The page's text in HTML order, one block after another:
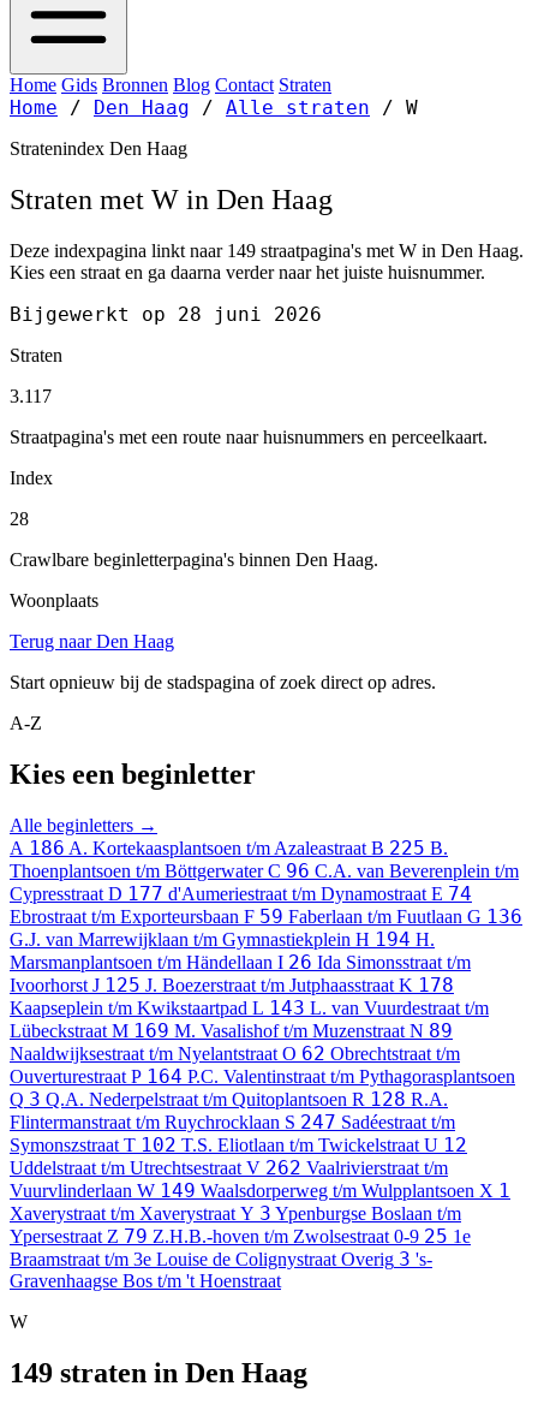
Home Gids Bronnen Blog Contact Straten
Home / Den Haag / Alle straten / W
Stratenindex Den Haag
Straten met W in Den Haag
Deze indexpagina linkt naar 149 straatpagina's met W in Den Haag.
Kies een straat en ga daarna verder naar het juiste huisnummer.
Bijgewerkt op 28 juni 2026
Straten
3.117
Straatpagina's met een route naar huisnummers en perceelkaart.
Index
28
Crawlbare beginletterpagina's binnen Den Haag.
Woonplaats
Terug naar Den Haag
Start opnieuw bij de stadspagina of zoek direct op adres.
A-Z
Kies een beginletter
Alle beginletters →
A 186 A. Kortekaasplantsoen t/m Azaleastraat B 225 B.
Thoenplantsoen t/m BöttgerwaterC 96 C.A. van Beverenplein t/m
Cypresstraat D 177 d'Aumeriestraat t/m Dynamostraat E 74
Ebrostraat t/m Exporteursbaan F 59 Faberlaan t/m Fuutlaan G 136
G.J. van Marrewijklaan t/m Gymnastiekplein H 194 H.
Marsmanplantsoen t/m Händellaan I 26 Ida Simonsstraat t/m
Ivoorhorst J 125 J. Boezerstraat t/m Jutphaasstraat K 178
Kaapseplein t/m Kwikstaartpad L 143 L. van Vuurdestraat t/m
Lübeckstraat M 169 M. Vasalishof t/m Muzenstraat N 89
Naaldwijksestraat t/m Nyelantstraat O 62 Obrechtstraat t/m
Ouverturestraat P 164 P.C. Valentinstraat t/m Pythagorasplantsoen
Q 3 Q.A. Nederpelstraat t/m Quitoplantsoen R 128 R.A.
Flintermanstraat t/m Ruychrocklaan S 247 Sadéestraat t/m
Symonszstraat T 102 T.S. Eliotlaan t/m Twickelstraat U 12
Uddelstraat t/m Utrechtsestraat V 262 Vaalrivierstraat t/m
Vuurvlinderlaan W 149 Waalsdorperweg t/m Wulpplantsoen X 1
Xaverystraat t/m Xaverystraat Y 3 Ypenburgse Boslaan t/m
Ypersestraat Z 79 Z.H.B.-hoven t/m Zwolsestraat 0-9 25 1e
Braamstraat t/m 3e Louise de Colignystraat Overig 3 's-
Gravenhaagse Bos t/m 't Hoenstraat
W
149 straten in Den Haag